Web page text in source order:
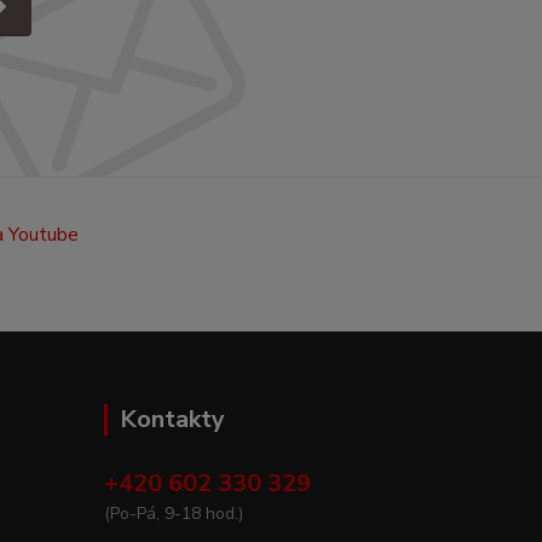
Kontakty
+420 602 330 329
(Po-Pá, 9-18 hod.)